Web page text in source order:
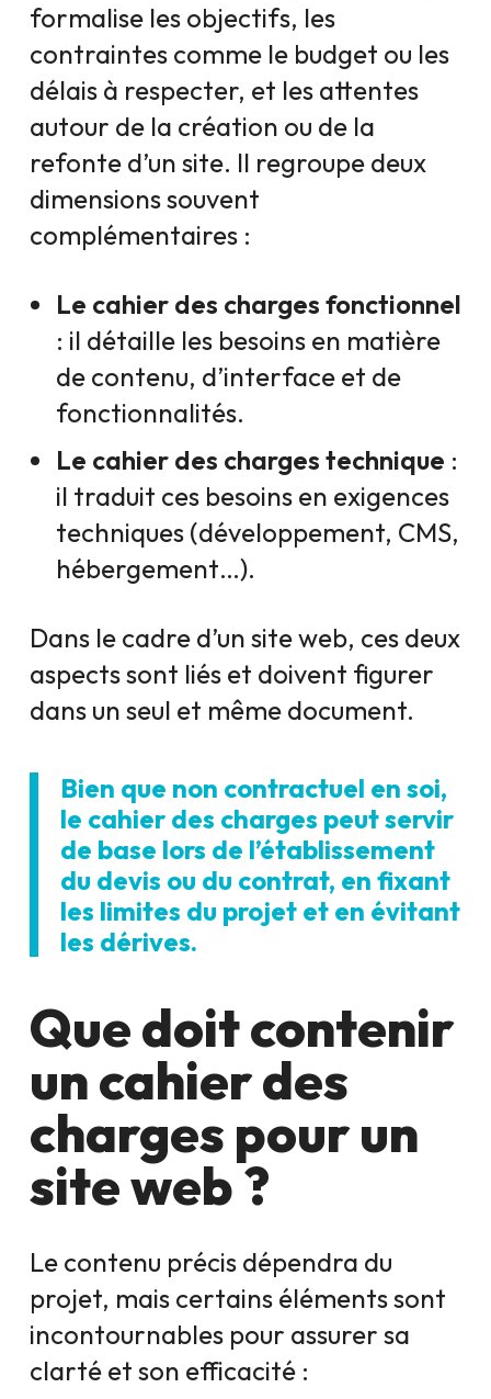
formalise les objectifs, les
contraintes comme le budget ou les
délais à respecter, et les attentes
autour de la création ou de la
refonte d’un site. Il regroupe deux
dimensions souvent
complémentaires :
Le cahier des charges fonctionnel
: il détaille les besoins en matière
de contenu, d’interface et de
fonctionnalités.
Le cahier des charges technique :
il traduit ces besoins en exigences
techniques (développement, CMS,
hébergement…).
Dans le cadre d’un site web, ces deux
aspects sont liés et doivent figurer
dans un seul et même document.
Bien que non contractuel en soi,
le cahier des charges peut servir
de base lors de l’établissement
du devis ou du contrat, en fixant
les limites du projet et en évitant
les dérives.
Que doit contenir
un cahier des
charges pour un
site web ?
Le contenu précis dépendra du
projet, mais certains éléments sont
incontournables pour assurer sa
clarté et son efficacité :